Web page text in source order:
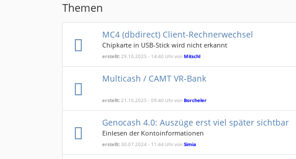
Themen
MC4 (dbdirect) Client-Rechnerwechsel
Chipkarte in USB-Stick wird nicht erkannt
erstellt: 29.10.2025 - 14:40 Uhr vonMitschl
Multicash / CAMT VR-Bank
erstellt: 21.10.2025 - 09:40 Uhr vonBorcheler
Genocash 4.0: Auszüge erst viel später sichtbar
Einlesen der Kontoinformationen
erstellt: 30.07.2024 - 11:44 Uhr vonSimia